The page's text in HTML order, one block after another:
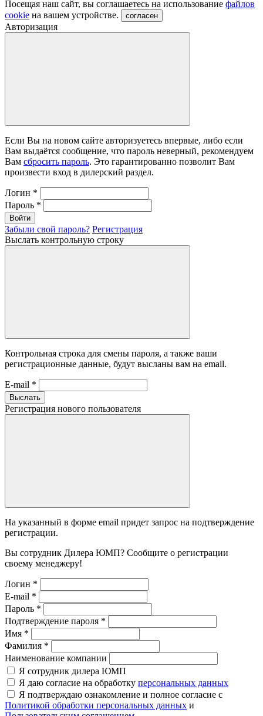
Посещая наш сайт, вы соглашаетесь на использование файлов
cookie на вашем устройстве. согласен
Авторизация
Если Вы на новом сайте авторизуетесь впервые, либо если
Вам выдаётся сообщение, что пароль неверный, рекомендуем
Вам сбросить пароль. Это гарантированно позволит Вам
произвести вход в дилерский раздел.
Логин *
Пароль *
Войти
Забыли свой пароль? Регистрация
Выслать контрольную строку
Контрольная строка для смены пароля, а также ваши
регистрационные данные, будут высланы вам на email.
E-mail *
Выслать
Регистрация нового пользователя
На указанный в форме email придет запрос на подтверждение
регистрации.
Вы сотрудник Дилера ЮМП? Сообщите о регистрации
своему менеджеру!
Логин *
E-mail *
Пароль *
Подтверждение пароля *
Имя *
Фамилия *
Наименование компании
Я сотрудник дилера ЮМП
Я даю согласие на обработку персональных данных
Я подтверждаю ознакомление и полное согласие с
Политикой обработки персональных данных и